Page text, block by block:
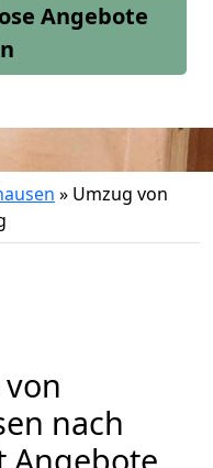
Angebote
» Umzug von
nach